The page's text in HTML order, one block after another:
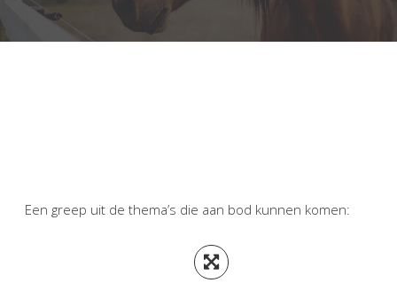
Een greep uit de thema’s die aan bod kunnen komen: